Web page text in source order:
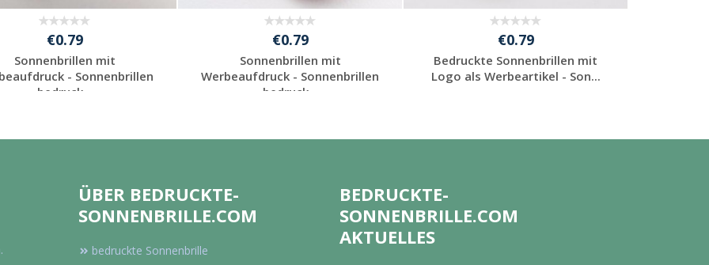
€0.79
Sonnenbrillen mit
- Sonnenbrillen
bedruck...
anfragen
€0.79
Sonnenbrillen mit
Werbeaufdruck - Sonnenbrillen
bedruck...
anfragen
€0.79
Bedruckte Sonnenbrillen mit
Logo als Werbeartikel - Son...
anfragen
ÜBER BEDRUCKTE-
SONNENBRILLE.COM
bedruckte Sonnenbrille
BEDRUCKTE-
SONNENBRILLE.COM
AKTUELLES